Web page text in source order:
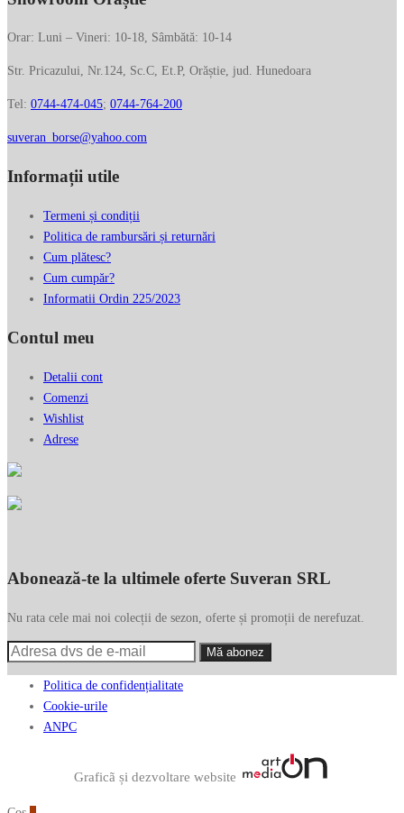
Orar: Luni – Vineri: 10-18, Sâmbătă: 10-14
Str. Pricazului, Nr.124, Sc.C, Et.P, Orăștie, jud. Hunedoara
Tel: 0744-474-045; 0744-764-200
suveran_borse@yahoo.com
Informații utile
Termeni și condiții
Politica de rambursări și returnări
Cum plătesc?
Cum cumpăr?
Informatii Ordin 225/2023
Contul meu
Detalii cont
Comenzi
Wishlist
Adrese
Abonează-te la ultimele oferte Suveran SRL
Nu rata cele mai noi colecții de sezon, oferte și promoții de nerefuzat.
Politica de confidențialitate
Cookie-urile
ANPC
Graficã și dezvoltare website